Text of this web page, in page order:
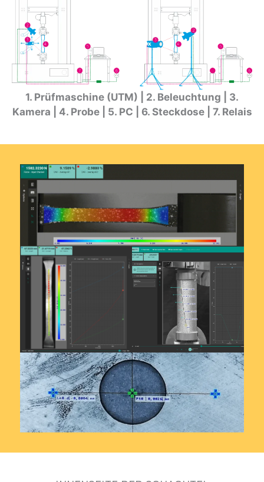
1. Prüfmaschine (UTM) | 2. Beleuchtung | 3.
Kamera | 4. Probe | 5. PC | 6. Steckdose | 7. Relais